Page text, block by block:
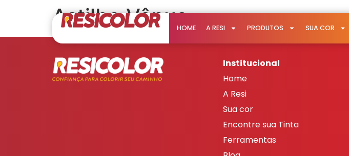
HOME A RESI PRODUTOS SUA COR
Astilbe Vênus
Institucional
Home
A Resi
Sua cor
Encontre sua Tinta
Ferramentas